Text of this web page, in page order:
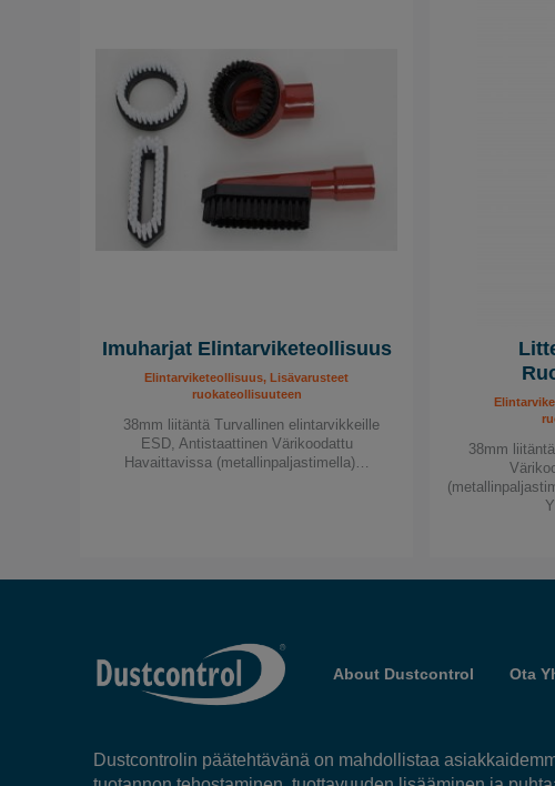
Imuharjat Elintarviketeollisuus
Elintarviketeollisuus, Lisävarusteet
ruokateollisuuteen
38mm liitäntä Turvallinen elintarvikkeille
ESD, Antistaattinen Värikoodattu
Havaittavissa (metallinpaljastimella)…
38mm
About Dustcontrol Ota
Dustcontrolin päätehtävänä on mahdollistaa